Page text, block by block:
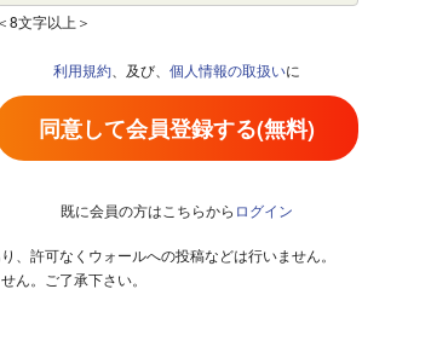
＜8文字以上＞
利用規約 、及び、 個人情報の取扱いに
同意して会員登録する(無料)
既に会員の方はこちらから ログイン
許可なくウォールへの投稿などは行いません。
ん。ご了承下さい。